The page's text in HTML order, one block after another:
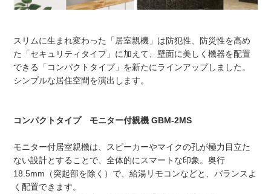
スリムに生まれ変わった「居室親機」は防犯性、防災性を高め
た「セキュリティタイプ」に加えて、壁面に美しく機器を配置
できる「コンパクトタイプ」を新たにラインアップしました。
シンプルな居住空間を演出します。
コンパクトタイプ モニター付親機 GBM-2MS
モニター付居室親機は、スピーカーやマイクの孔が極力目立た
ない設計とすることで、全体的にスマートな印象。奥行
18.5mm（突起部を除く）で、給湯リモコンなどと、バランスよ
く配置できます。